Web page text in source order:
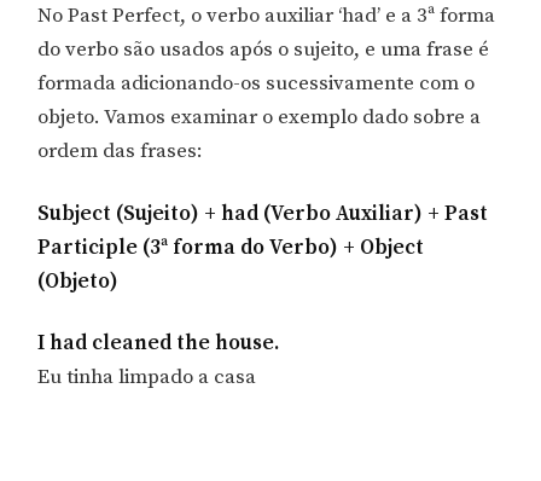
No Past Perfect, o verbo auxiliar ‘had’ e a 3ª forma
do verbo são usados ​​após o sujeito, e uma frase é
formada adicionando-os sucessivamente com o
objeto. Vamos examinar o exemplo dado sobre a
ordem das frases:
Subject (Sujeito) + had (Verbo Auxiliar) + Past
Participle (3ª forma do Verbo) + Object
(Objeto)
I had cleaned the house.
Eu tinha limpado a casa